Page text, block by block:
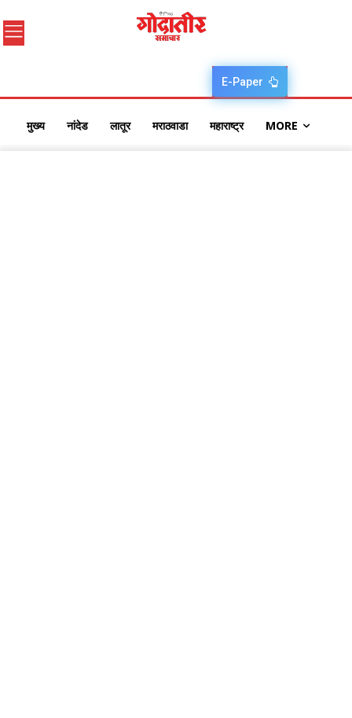
E-Paper
मुख्य नांदेड लातूर मराठवाडा महाराष्ट्र MORE